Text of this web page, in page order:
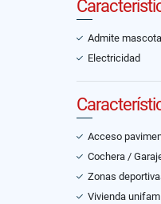
Admite
Electricidad
Acceso
Cochera /
Zonas
Vivienda